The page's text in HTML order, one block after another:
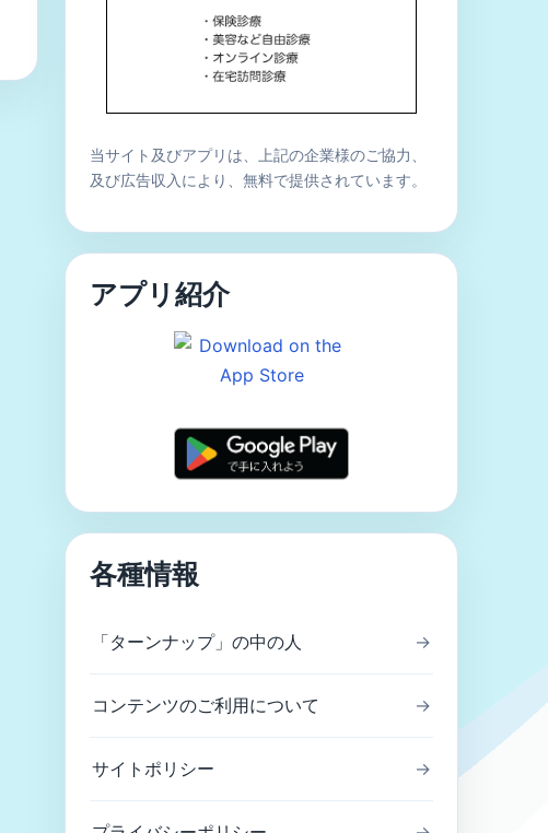
当サイト及びアプリは、上記の企業様のご協力、
及び広告収入により、無料で提供されています。
アプリ紹介
各種情報
「ターンナップ」の中の人 →
コンテンツのご利用について →
サイトポリシー →